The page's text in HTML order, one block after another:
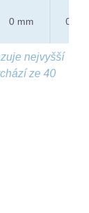
0 mm 0 mm
nejvyšší
ze 40